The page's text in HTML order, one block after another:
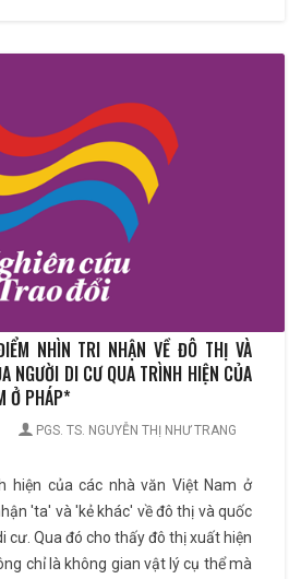
NHÌN TRI NHẬN VỀ ĐÔ THỊ VÀ
NGƯỜI DI CƯ QUA TRÌNH HIỆN CỦA
Ở PHÁP*
PGS. TS. NGUYỄN THỊ NHƯ TRANG
hiện của các nhà văn Việt Nam ở
'ta' và 'kẻ khác' về đô thị và quốc
cư. Qua đó cho thấy đô thị xuất hiện
chỉ là không gian vật lý cụ thể mà